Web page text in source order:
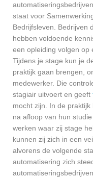
staat voor
Bedrijfsleven. Bedrijven
hebben voldoende
een opleiding volgen op
Tijdens je stage kun je
praktijk gaan brengen,
medewerker. Die
stagiair uitvoert en geeft
mocht zijn. In de
na afloop van hun
werken waar zij stage
kunnen zij zich in een
alvorens de volgende
automatisering zich